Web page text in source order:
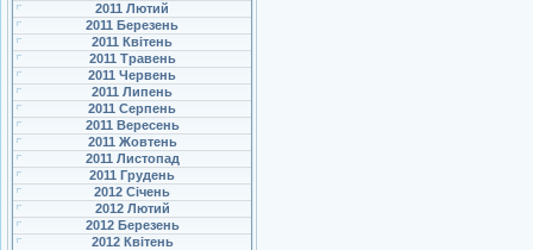
2011 Лютий
2011 Березень
2011 Квітень
2011 Травень
2011 Червень
2011 Липень
2011 Серпень
2011 Вересень
2011 Жовтень
2011 Листопад
2011 Грудень
2012 Січень
2012 Лютий
2012 Березень
2012 Квітень